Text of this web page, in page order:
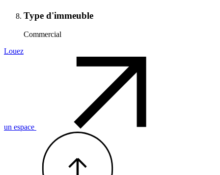
Type d'immeuble
Commercial
Louez
un espace